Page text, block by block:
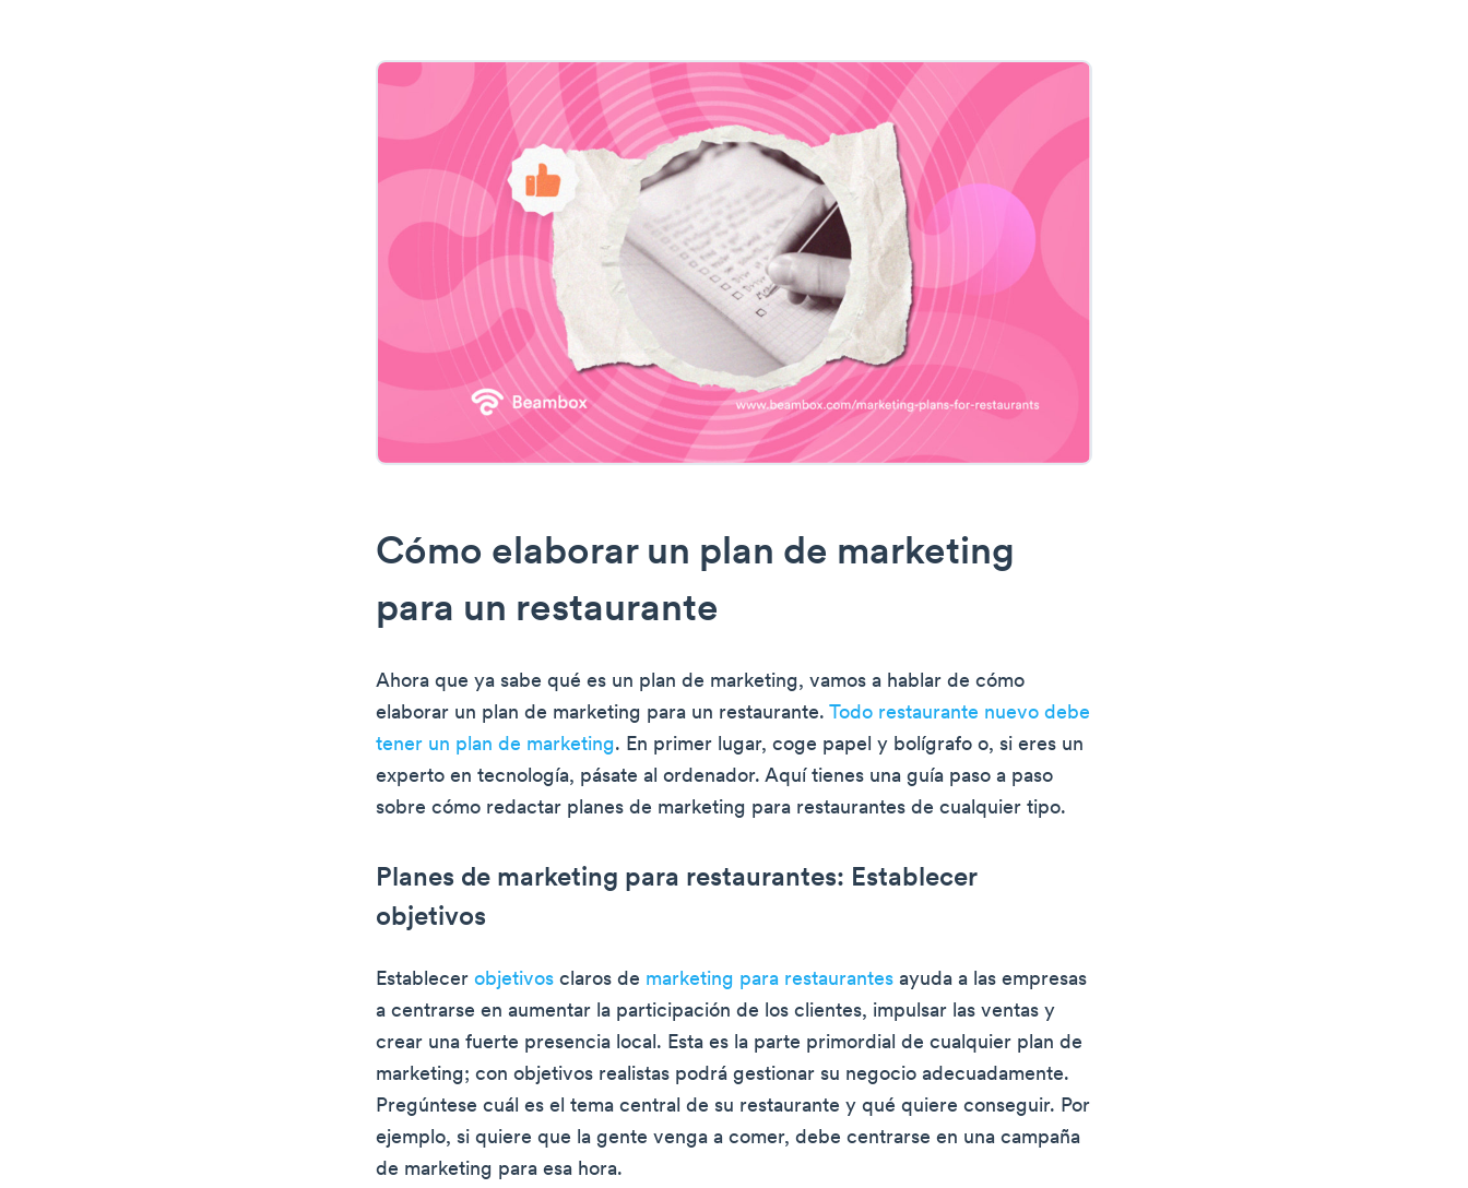
Cómo elaborar un plan de marketing
para un restaurante
Ahora que ya sabe qué es un plan de marketing, vamos a hablar de cómo
elaborar un plan de marketing para un restaurante. Todo restaurante nuevo debe
tener un plan de marketing. En primer lugar, coge papel y bolígrafo o, si eres un
experto en tecnología, pásate al ordenador. Aquí tienes una guía paso a paso
sobre cómo redactar planes de marketing para restaurantes de cualquier tipo.
Planes de marketing para restaurantes: Establecer
objetivos
Establecer objetivos claros de marketing para restaurantes ayuda a las empresas
a centrarse en aumentar la participación de los clientes, impulsar las ventas y
crear una fuerte presencia local. Esta es la parte primordial de cualquier plan de
marketing; con objetivos realistas podrá gestionar su negocio adecuadamente.
Pregúntese cuál es el tema central de su restaurante y qué quiere conseguir. Por
ejemplo, si quiere que la gente venga a comer, debe centrarse en una campaña
de marketing para esa hora.